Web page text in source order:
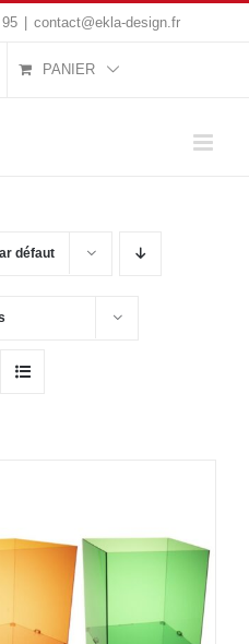
contact@ekla-design.fr
PANIER
défaut